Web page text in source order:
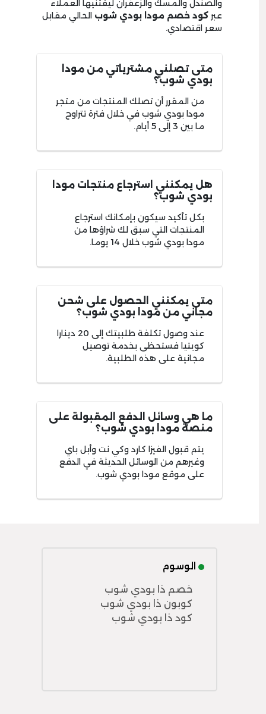
والصندل والمسك والزعفران ليقتنيها العملاء
عبر كود خصم مودا بودي شوب الحالي مقابل
سعر اقتصادي.
متى تصلني مشترياتي من مودا
بودي شوب؟
من المقرر أن تصلك المنتجات من متجر
مودا بودي شوب في خلال فترة تتراوح
ما بين 3 إلى 5 أيام.
هل يمكنني استرجاع منتجات مودا
بودي شوب؟
بكل تأكيد سيكون بإمكانك استرجاع
المنتجات التي سبق لك شراؤها من
مودا بودي شوب خلال 14 يوما.
متى يمكنني الحصول على شحن
مجاني من مودا بودي شوب؟
عند وصول تكلفة طلبيتك إلى 20 دينارا
كويتيا فستحظى بخدمة توصيل
مجانية على هذه الطلبية.
ما هي وسائل الدفع المقبولة على
منصة مودا بودي شوب؟
يتم قبول الفيزا كارد وكي نت وأبل باي
وغيرهم من الوسائل الحديثة في الدفع
على موقع مودا بودي شوب.
الوسوم
خصم ذا بودي شوب
كوبون ذا بودي شوب
كود ذا بودي شوب